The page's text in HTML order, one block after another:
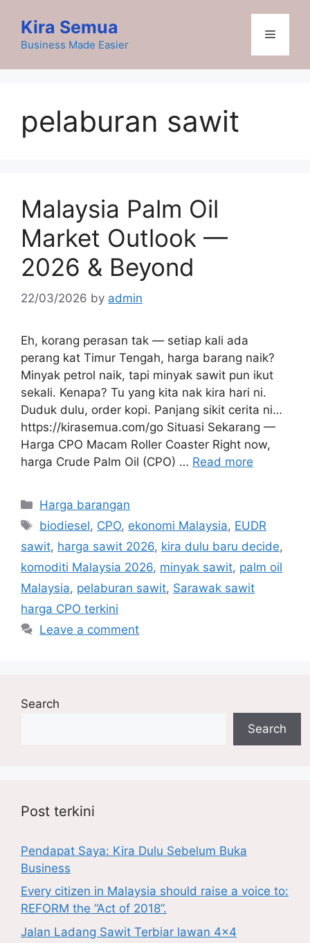
content
Kira Semua
Business Made Easier
Menu
pelaburan sawit
Malaysia Palm Oil
Market Outlook —
2026 & Beyond
22/03/2026 by admin
Eh, korang perasan tak — setiap kali ada
perang kat Timur Tengah, harga barang naik?
Minyak petrol naik, tapi minyak sawit pun ikut
sekali. Kenapa? Tu yang kita nak kira hari ni.
Duduk dulu, order kopi. Panjang sikit cerita ni…
https://kirasemua.com/go Situasi Sekarang —
Harga CPO Macam Roller Coaster Right now,
harga Crude Palm Oil (CPO) … Read more
Categories
Harga barangan
Tags
biodiesel, CPO, ekonomi Malaysia, EUDR
sawit, harga sawit 2026, kira dulu baru decide,
komoditi Malaysia 2026, minyak sawit, palm oil
Malaysia, pelaburan sawit, Sarawak sawit
harga CPO terkini
Leave a comment
Search
Search
Post terkini
Pendapat Saya: Kira Dulu Sebelum Buka
Business
Every citizen in Malaysia should raise a voice to:
REFORM the “Act of 2018”.
Jalan Ladang Sawit Terbiar lawan 4×4